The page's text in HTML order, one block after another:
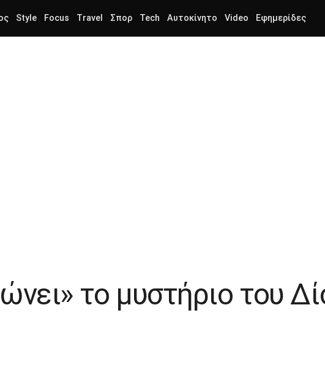
Style Focus Travel Σπορ Tech Αυτοκίνητο Video Εφημερίδες
το μυστήριο του